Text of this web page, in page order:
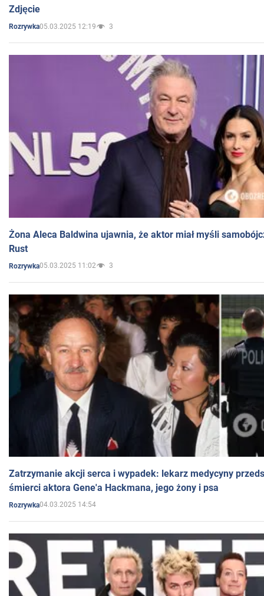
Zdjęcie
Rozrywka05.03.2025 12:19 3
Żona Aleca Baldwina ujawnia, że aktor miał myśli
Rust
Rozrywka05.03.2025 11:02 3
Zatrzymanie akcji serca i wypadek: lekarz medycyny
śmierci aktora Gene'a Hackmana, jego żony i psa
Rozrywka04.03.2025 14:54